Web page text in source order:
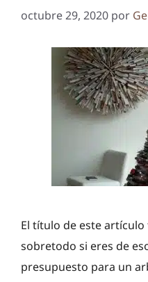
octubre 29, 2020 por
El título de este
sobretodo si eres de
presupuesto para un